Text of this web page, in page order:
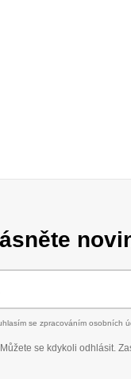
se zpracováním osobních
Můžete se kdykoli odhlásit.